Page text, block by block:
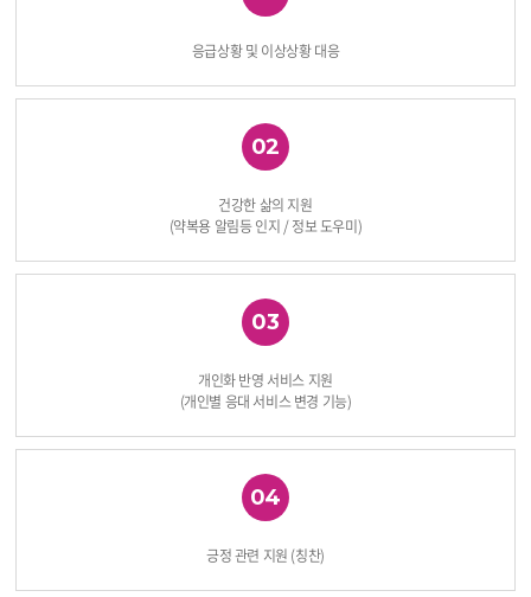
응급상황 및 이상상황 대응
02
건강한 삶의 지원
(약복용 알림등 인지 / 정보 도우미)
03
개인화 반영 서비스 지원
(개인별 응대 서비스 변경 기능)
04
긍정 관련 지원 (칭찬)